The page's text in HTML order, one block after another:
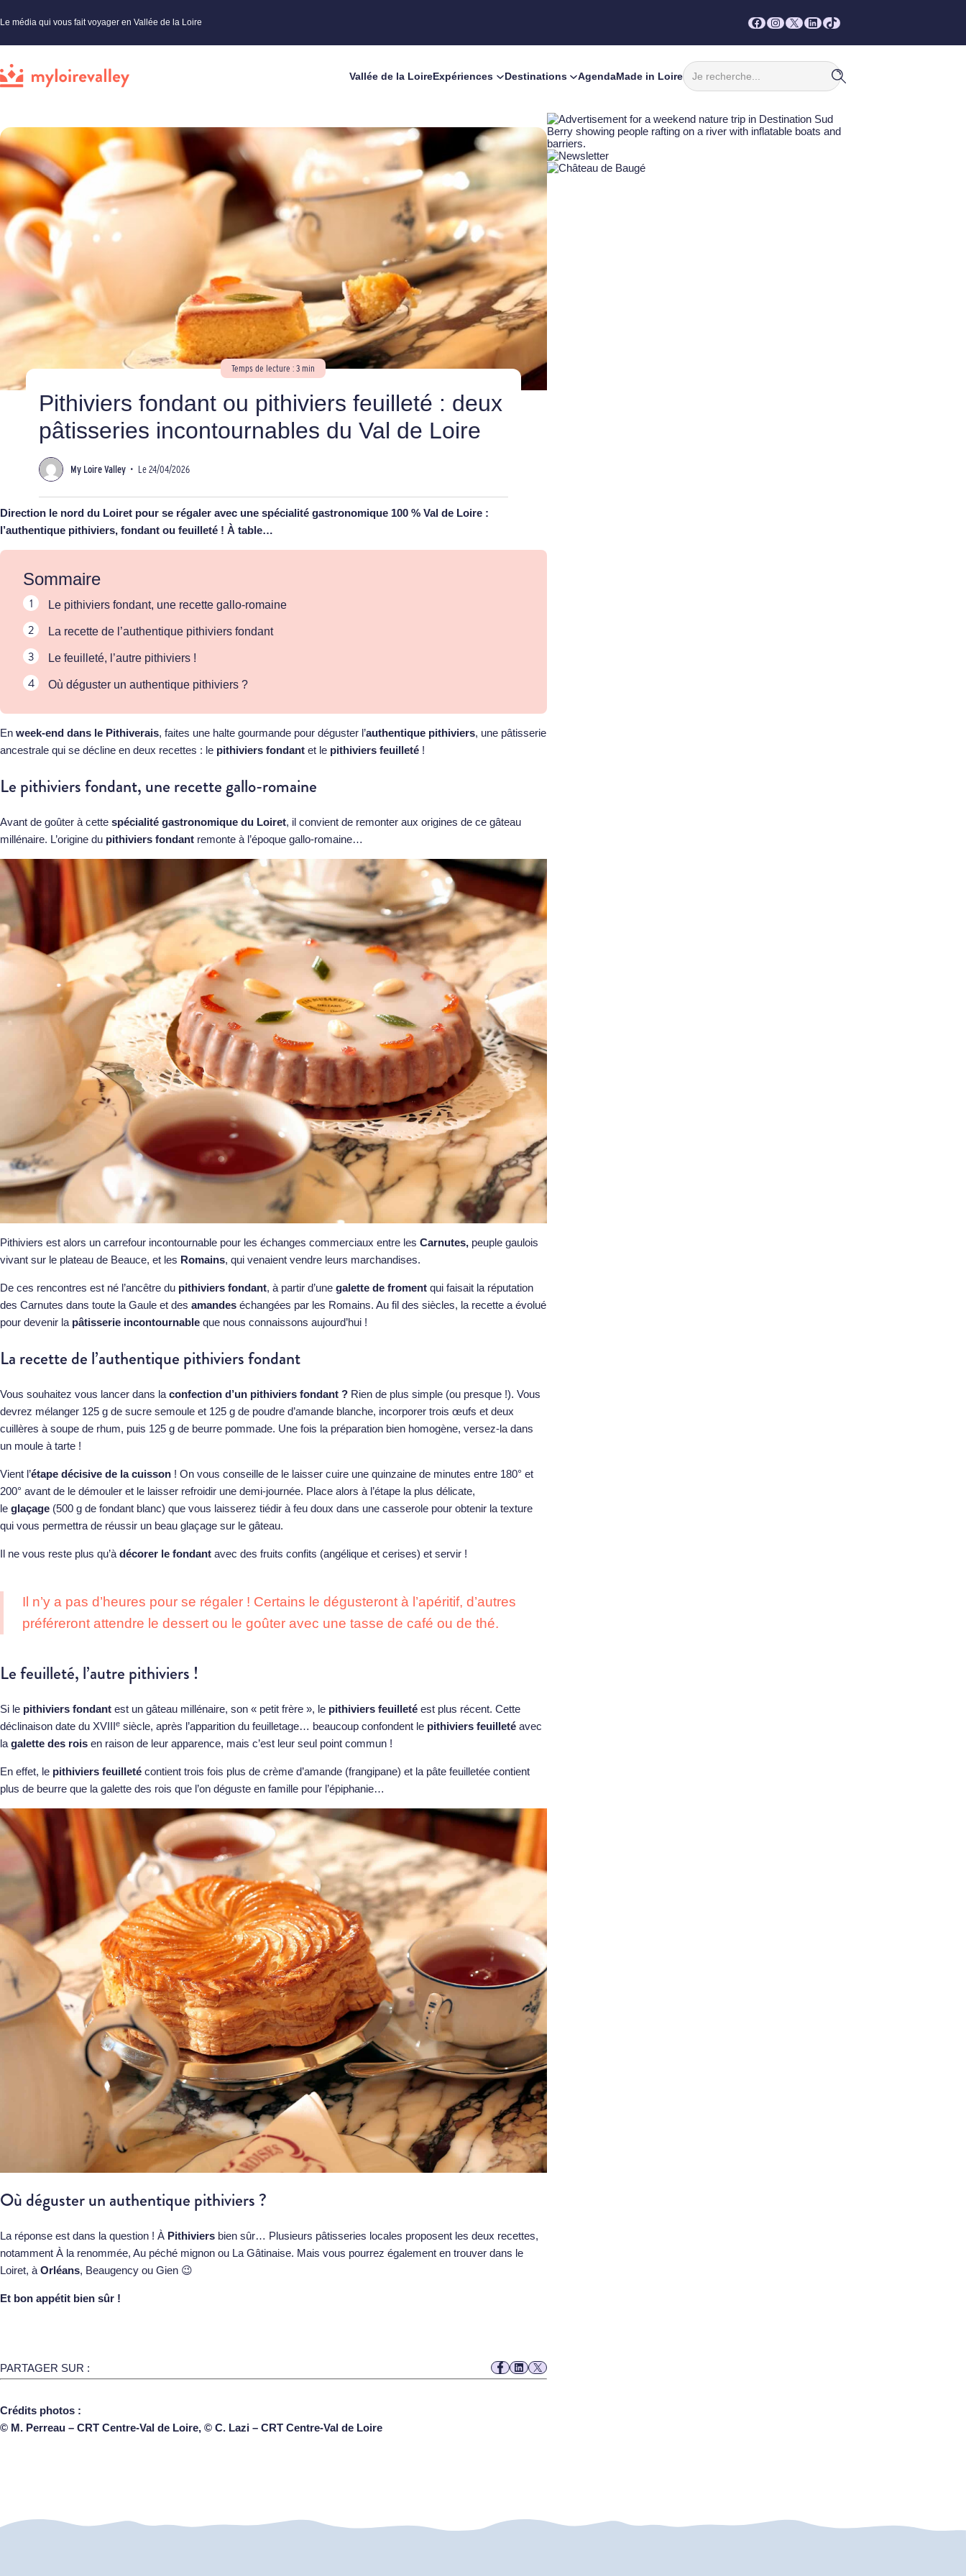
Le média qui vous fait voyager en Vallée de la Loire Facebook
Instagram
X LinkedIn
TikTok
Vallée de la LoireExpériences Destinations AgendaMade in Loire
Rechercher
Temps de lecture : 3 min
Pithiviers fondant ou pithiviers feuilleté : deux
pâtisseries incontournables du Val de Loire
My Loire Valley • Le 24/04/2026
Direction le nord du Loiret pour se régaler avec une spécialité gastronomique 100 % Val de Loire :
l’authentique pithiviers, fondant ou feuilleté ! À table…
Sommaire
Le pithiviers fondant, une recette gallo-romaine
La recette de l’authentique pithiviers fondant
Le feuilleté, l’autre pithiviers !
Où déguster un authentique pithiviers ?
En week-end dans le Pithiverais, faites une halte gourmande pour déguster l’authentique pithiviers, une pâtisserie
ancestrale qui se décline en deux recettes : le pithiviers fondant et le pithiviers feuilleté !
Le pithiviers fondant, une recette gallo-romaine
Avant de goûter à cette spécialité gastronomique du Loiret, il convient de remonter aux origines de ce gâteau
millénaire. L’origine du pithiviers fondant remonte à l’époque gallo-romaine…
Pithiviers est alors un carrefour incontournable pour les échanges commerciaux entre les Carnutes, peuple gaulois
vivant sur le plateau de Beauce, et les Romains, qui venaient vendre leurs marchandises.
De ces rencontres est né l’ancêtre du pithiviers fondant, à partir d’une galette de froment qui faisait la réputation
des Carnutes dans toute la Gaule et des amandes échangées par les Romains. Au fil des siècles, la recette a évolué
pour devenir la pâtisserie incontournable que nous connaissons aujourd’hui !
La recette de l’authentique pithiviers fondant
Vous souhaitez vous lancer dans la confection d’un pithiviers fondant ? Rien de plus simple (ou presque !). Vous
devrez mélanger 125 g de sucre semoule et 125 g de poudre d’amande blanche, incorporer trois œufs et deux
cuillères à soupe de rhum, puis 125 g de beurre pommade. Une fois la préparation bien homogène, versez-la dans
un moule à tarte !
Vient l’étape décisive de la cuisson ! On vous conseille de le laisser cuire une quinzaine de minutes entre 180° et
200° avant de le démouler et le laisser refroidir une demi-journée. Place alors à l’étape la plus délicate,
le glaçage (500 g de fondant blanc) que vous laisserez tiédir à feu doux dans une casserole pour obtenir la texture
qui vous permettra de réussir un beau glaçage sur le gâteau.
Il ne vous reste plus qu’à décorer le fondant avec des fruits confits (angélique et cerises) et servir !
Il n’y a pas d’heures pour se régaler ! Certains le dégusteront à l’apéritif, d’autres
préféreront attendre le dessert ou le goûter avec une tasse de café ou de thé.
Le feuilleté, l’autre pithiviers !
Si le pithiviers fondant est un gâteau millénaire, son « petit frère », le pithiviers feuilleté est plus récent. Cette
déclinaison date du XVIIIe siècle, après l’apparition du feuilletage… beaucoup confondent le pithiviers feuilleté avec
la galette des rois en raison de leur apparence, mais c’est leur seul point commun !
En effet, le pithiviers feuilleté contient trois fois plus de crème d’amande (frangipane) et la pâte feuilletée contient
plus de beurre que la galette des rois que l’on déguste en famille pour l’épiphanie…
Où déguster un authentique pithiviers ?
La réponse est dans la question ! À Pithiviers bien sûr… Plusieurs pâtisseries locales proposent les deux recettes,
notamment À la renommée, Au péché mignon ou La Gâtinaise. Mais vous pourrez également en trouver dans le
Loiret, à Orléans, Beaugency ou Gien 😉
Et bon appétit bien sûr !
PARTAGER SUR :
Crédits photos :
© M. Perreau – CRT Centre-Val de Loire, © C. Lazi – CRT Centre-Val de Loire